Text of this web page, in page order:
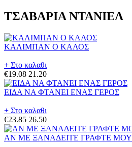
ΤΣΑΒΑΡΙΑ ΝΤΑΝΙΕΛ
ΚΑΛΙΜΠΑΝ Ο ΚΑΛΟΣ
+ Στο καλαθι
€19.08 21.20
ΕΙΔΑ ΝΑ ΦΤΑΝΕΙ ΕΝΑΣ ΓΕΡΟΣ
+ Στο καλαθι
€23.85 26.50
ΑΝ ΜΕ ΞΑΝΑΔΕΙΤΕ ΓΡΑΦΤΕ ΜΟΥ